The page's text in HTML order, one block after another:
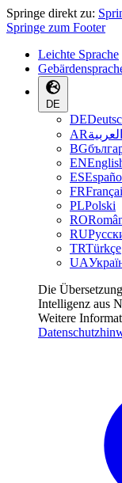
Springe direkt zu:
Springe zum Footer
Leichte Sprache
DE
DE
AR
BG
EN
ES
FR
PLPolski
RO
RU
TRTürkçe
UA
Die
Intelligenz aus
Weitere